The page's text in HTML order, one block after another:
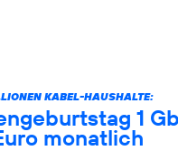
KABEL-HAUSHALTE:
1
monatlich